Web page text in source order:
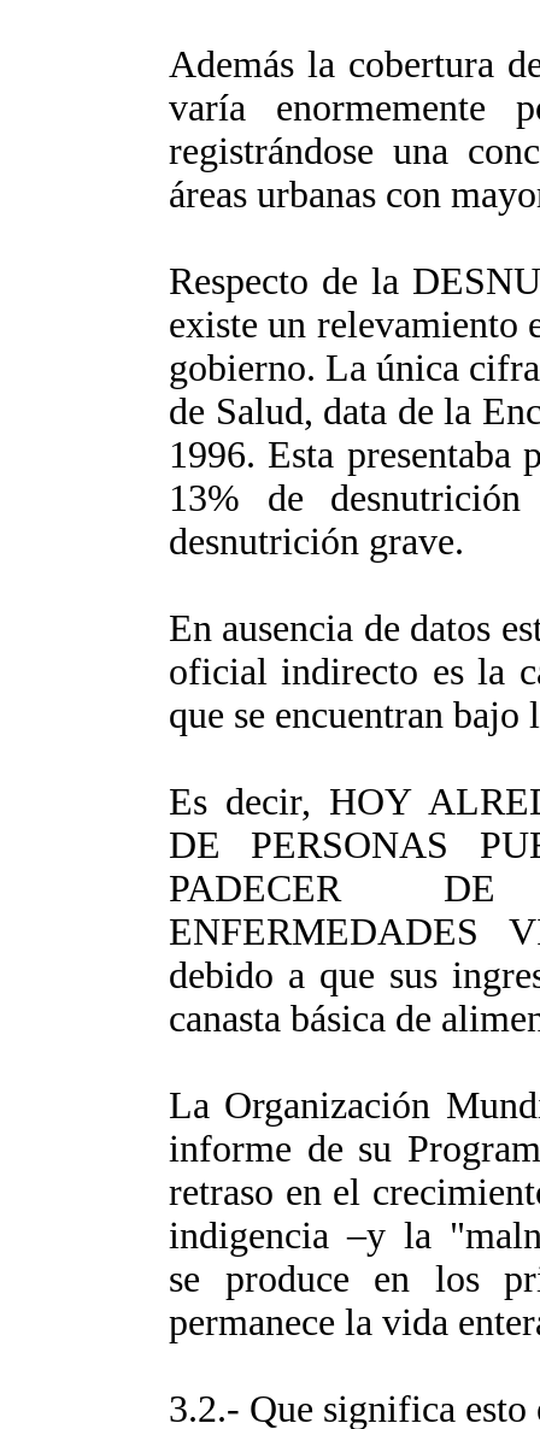
Además la cobertura
varía
registrándose una
áreas urbanas con
Respecto de la
existe un relevamiento
gobierno. La única
de Salud, data de la
1996. Esta presentaba
13% de
desnutrición grave.
En ausencia de datos
oficial indirecto es la
que se encuentran
Es decir, HOY
DE PERSONAS
PADECER
ENFERMEDADES
debido a que sus
canasta básica de
La Organización
informe de su
retraso en el
indigencia –y la
se produce en los
permanece la vida
3.2.- Que significa esto